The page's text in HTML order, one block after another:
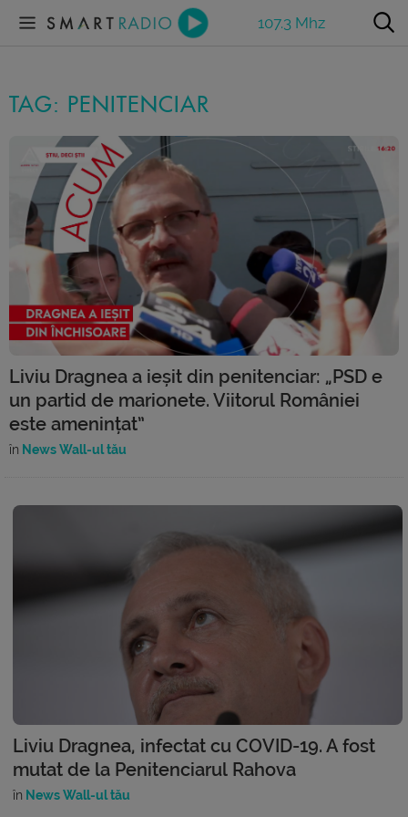
107.3 Mhz
TAG: PENITENCIAR
Liviu Dragnea a ieșit din penitenciar: „PSD e
un partid de marionete. Viitorul României
este amenințat”
în News Wall-ul tău
Liviu Dragnea, infectat cu COVID-19. A fost
mutat de la Penitenciarul Rahova
în News Wall-ul tău